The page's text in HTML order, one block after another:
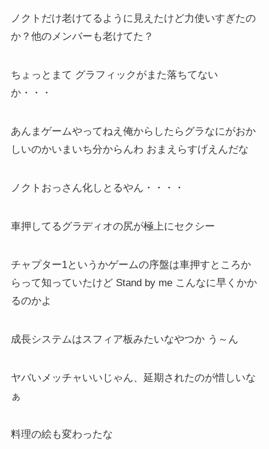
ノクトだけ老けてるように見えたけど力使いすぎたの
か？他のメンバーも老けてた？
ちょっとまて グラフィックがまた落ちてない
か・・・
あんまゲームやってねえ俺からしたらグラなにがおか
しいのかいまいち分からんわ おまえらすげえんだな
ノクトおっさん化しとるやん・・・・
車押してるグラディオの尻が極上にセクシー
チャプター1というかゲームの序盤は車押すところか
らって知っていたけど Stand by me こんなに早くかか
るのかよ
成長システムはスフィア板みたいなやつか う～ん
ヤバいメッチャいいじゃん、延期されたのが惜しいな
ぁ
料理の絵も変わったな